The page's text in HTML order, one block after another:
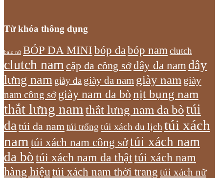
Từ khóa thông dụng
balo nữ BÓP DA MINI bóp dabóp nam clutch
clutch nam cặp da công sởdây da nam dây
lưng nam giày da giày da nam giày nam giày
nam công sở giày nam da bònịt bụng nam
thắt lưng nam thắt lưng nam da bòtúi
datúi da namtúi trống túi xách du lịch túi xách
nam túi xách nam công sởtúi xách nam
da bòtúi xách nam da thậttúi xách nam
hàng hiệu túi xách nam thời trang túi xách nữ